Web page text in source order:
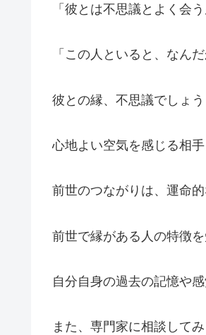
「彼とは不思議とよく会
「この人といると、なん
彼との縁、不思議でしょう
心地よい空気を感じる相
前世のつながりは、運命
前世で縁がある人の特徴
自分自身の過去の記憶や
また、専門家に相談して